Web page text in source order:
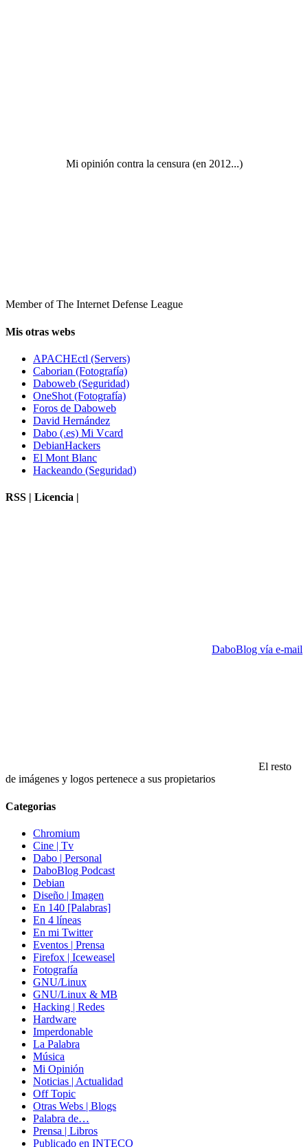
Mi opinión contra la censura (en 2012...)
Member of The Internet Defense League
Mis otras webs
APACHEctl (Servers)
Caborian (Fotografía)
Daboweb (Seguridad)
OneShot (Fotografía)
Foros de Daboweb
David Hernández
Dabo (.es) Mi Vcard
DebianHackers
El Mont Blanc
Hackeando (Seguridad)
RSS | Licencia |
DaboBlog vía e-mail
El resto
de imágenes y logos pertenece a sus propietarios
Categorias
Chromium
Cine | Tv
Dabo | Personal
DaboBlog Podcast
Debian
Diseño | Imagen
En 140 [Palabras]
En 4 líneas
En mi Twitter
Eventos | Prensa
Firefox | Iceweasel
Fotografía
GNU/Linux
GNU/Linux & MB
Hacking | Redes
Hardware
Imperdonable
La Palabra
Música
Mi Opinión
Noticias | Actualidad
Off Topic
Otras Webs | Blogs
Palabra de…
Prensa | Libros
Publicado en INTECO